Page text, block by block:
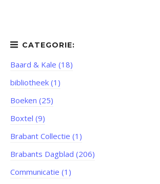
Baard & Kale (18)
bibliotheek (1)
Boeken (25)
Boxtel (9)
Brabant Collectie (1)
Brabants Dagblad (206)
Communicatie (1)